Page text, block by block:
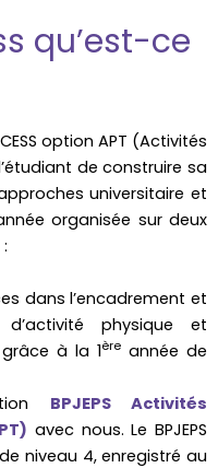
qu’est-ce
option APT (Activités
de construire sa
universitaire et
organisée sur deux
dans l’encadrement et
d’activité physique et
à la 1èreannée de
BPJEPS Activités
avec nous. Le BPJEPS
niveau 4, enregistré au